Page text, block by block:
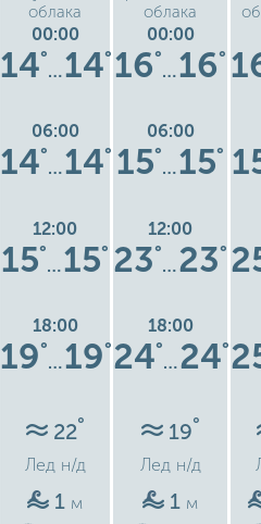
облака
00:00
14°
…14°
06:00
14°
…14°
12:00
15°
…15°
18:00
19°
…19°
22°
Лед н/д
1 м
облака
00:00
16°
…16°
06:00
15°
…15°
12:00
23°
…23°
18:00
24°
…24°
19°
Лед н/д
1 м